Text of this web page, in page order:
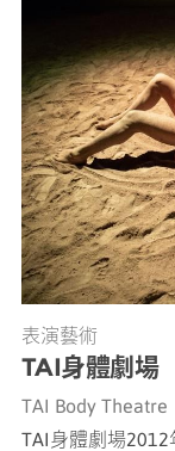
表演藝術
TAI身體劇場
TAI Body Theatre
TAI身體劇場